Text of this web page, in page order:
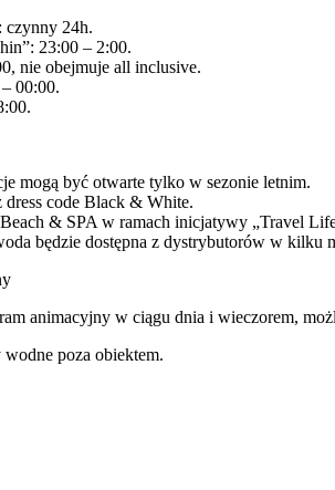
czynny 24h.
23:00 – 2:00.
nie obejmuje all inclusive.
00:00.
mogą być otwarte tylko w sezonie letnim.
dress code Black & White.
& SPA w ramach inicjatywy „Travel
będzie dostępna z dystrybutorów w kilku
animacyjny w ciągu dnia i wieczorem,
wodne poza obiektem.